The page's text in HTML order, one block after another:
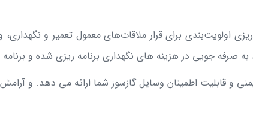
اولویت‌بندی برای قرار ملاقات‌های معمول تعمیر و
صرفه جویی در هزینه های نگهداری برنامه ریزی شده و
و قابلیت اطمینان وسایل گازسوز شما ارائه می دهد. و